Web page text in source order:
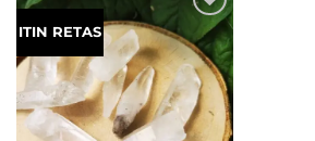
ITIN RETAS Mėgstamiausias